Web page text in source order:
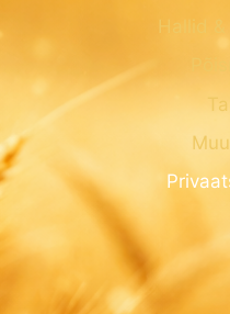
Hallid